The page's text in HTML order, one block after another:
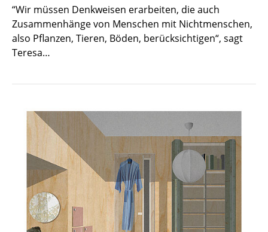
“Wir müssen Denkweisen erarbeiten, die auch
Zusammenhänge von Menschen mit Nichtmenschen,
also Pflanzen, Tieren, Böden, berücksichtigen“, sagt
Teresa…